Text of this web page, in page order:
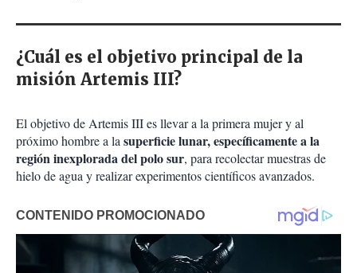
¿Cuál es el objetivo principal de la
misión Artemis III?
El objetivo de Artemis III es llevar a la primera mujer y al
próximo hombre a lasuperficie lunar, específicamente a la
región inexplorada del polo sur, para recolectar muestras de
hielo de agua y realizar experimentos científicos avanzados.